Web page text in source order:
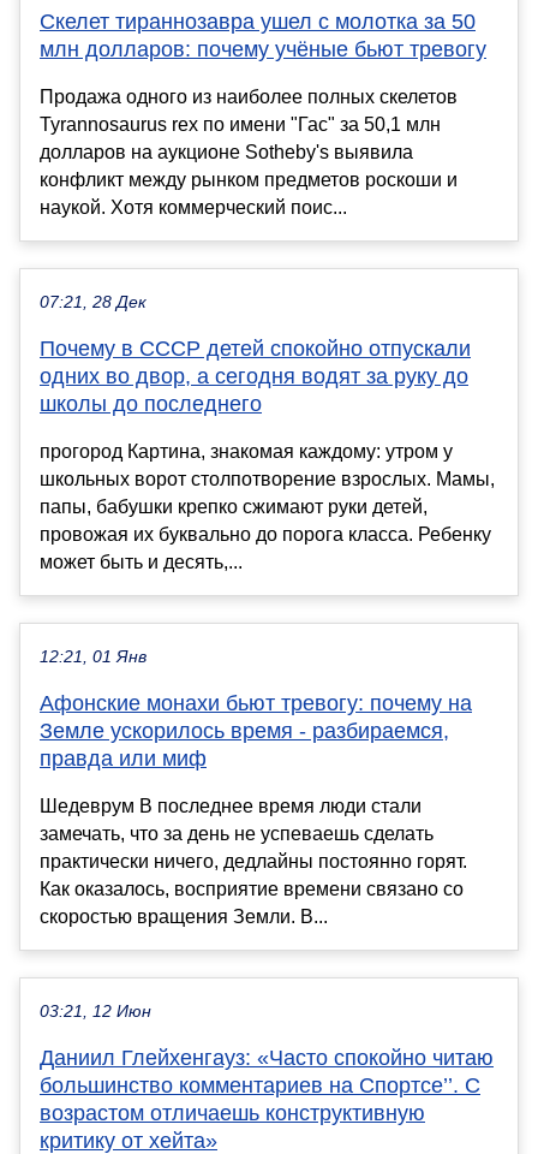
Скелет тираннозавра ушел с молотка за 50
млн долларов: почему учёные бьют тревогу
Продажа одного из наиболее полных скелетов
Tyrannosaurus rex по имени "Гас" за 50,1 млн
долларов на аукционе Sotheby's выявила
конфликт между рынком предметов роскоши и
наукой. Хотя коммерческий поис...
07:21, 28 Дек
Почему в СССР детей спокойно отпускали
одних во двор, а сегодня водят за руку до
школы до последнего
прогород Картина, знакомая каждому: утром у
школьных ворот столпотворение взрослых. Мамы,
папы, бабушки крепко сжимают руки детей,
провожая их буквально до порога класса. Ребенку
может быть и десять,...
12:21, 01 Янв
Афонские монахи бьют тревогу: почему на
Земле ускорилось время - разбираемся,
правда или миф
Шедеврум В последнее время люди стали
замечать, что за день не успеваешь сделать
практически ничего, дедлайны постоянно горят.
Как оказалось, восприятие времени связано со
скоростью вращения Земли. В...
03:21, 12 Июн
Даниил Глейхенгауз: «Часто спокойно читаю
большинство комментариев на Спортсе’’. С
возрастом отличаешь конструктивную
критику от хейта»